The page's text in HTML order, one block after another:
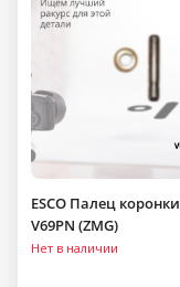
ESCO Палец коронки
V69PN (ZMG)
Нет в наличии